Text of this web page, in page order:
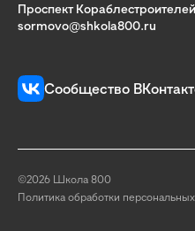
Проспект
sormovo@shkola800.ru
Сообщество
©2026 Школа 800
Политика обработки